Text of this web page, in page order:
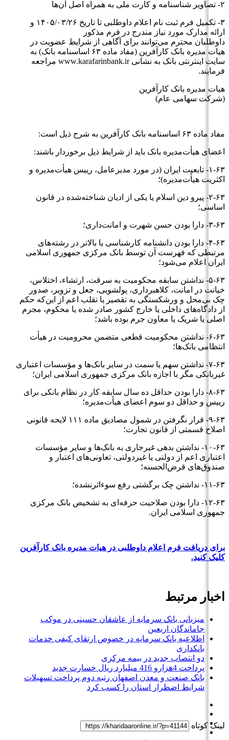
۲- تصاویر شناسنامه و کارت ملی به همراه اصل آن‌ها
۳- تکمیل فرم ثبت نام اعلام داوطلبی تا تاریخ ۱۴۰۵/۰۳/۲۶ و
ارائه مدارک مورد نیاز مندرج در فرم مذکور
داوطلبان محترم می‌توانند برای آگاهی از شرایط عضویت در
هیات مدیره بانک کارآفرین (مفاد ماده ۶۳ اساسنامه بانک) به
سایت اینترنتی بانک به نشانی www.karafarinbank.ir مراجعه
فرمایند.
هیات مدیره بانک کارآفرین
(شرکت سهامی عام)
مفاد ماده ۶۳ اساسنامه بانک کارآفرین به شرح ذیل است:
اعضای هیأت‌مدیره بانک باید از شرایط ذیل برخوردار باشند:
۱-۶۳- تابعیت ایران (در مورد مدیرعامل، رییس هیأت‌مدیره و
اکثریت هیأت‌مدیره)؛
۲-۶۳- پیرو دین اسلام یا یکی از ادیان شناخته‌شده در قانون
اساسی؛
۳-۶۳- دارا بودن حسن شهرت و امانت‌داری؛
۴-۶۳- دارا بودن دانشنامه کارشناسی یا بالاتر در رشته‌های
مرتبطی که فهرست آن توسط بانک مرکزی جمهوری اسلامی
ایران اعلام می‌شود؛
۵-۶۳- نداشتن سابقه محکومیت به سرقت، ارتشاء، اختلاس،
خیانت در امانت، کلاهبرداری، پولشویی، جعل و تزویر، صدور
چک بی‌محل و ورشکستگی به تقصیر یا تقلب اعم از این‌که حکم
از دادگاه‌های داخلی یا خارج کشور صادر شده یا محکوم، مجرم
اصلی یا شریک یا معاون جرم بوده باشد؛
۶-۶۳- نداشتن محکومیت قطعی متضمن محرومیت در هیأت
انتظامی بانک‌ها؛
۷-۶۳- نداشتن سهم یا سمت در سایر بانک‌ها و مؤسسات اعتباری
غیربانکی مگر با اجازه بانک مرکزی جمهوری اسلامی ایران؛
۸-۶۳- دارا بودن حداقل ده سال سابقه کار در نظام بانکی برای
رییس و حداقل دو سوم اعضای هیأت‌مدیره؛
۹-۶۳- قرار نگرفتن در شمول مصادیق ماده ۱۱۱ لایحه قانونی
اصلاح قسمتی از قانون تجارت؛
۱۰-۶۳- نداشتن بدهی غیرجاری به بانک‌ها و سایر مؤسسات
اعتباری اعم از دولتی یا غیردولتی، تعاونی‌های اعتبار و
صندوق‌های قرض‌الحسنه؛
۱۱-۶۳- نداشتن چک برگشتی رفع سوءاثرنشده؛
۱۲-۶۳- دارا بودن صلاحیت حرفه‌ای به تشخیص بانک مرکزی
جمهوری اسلامی ایران.
برای دریافت فرم اعلام داوطلبی در هیات مدیره بانک کارآفرین
کلیک کنید.
اخبار مرتبط
میزبانی بانک سرمایه از عاشقان حسینی در موکب
جاماندگان اربعین
اطلاعیه بانک سرمایه در خصوص ارتقای کیفی خدمات
بانکداری
دو انتصاب جدید در بیمه مركزی
پرداخت 4هزارو 416 میلیارد ریال خسارت جدید
بانک صنعت و معدن اصفهان رتبه دوم پرداخت تسهیلات
شرایط اضطرار استان را کسب کرد
لینک کوتاه